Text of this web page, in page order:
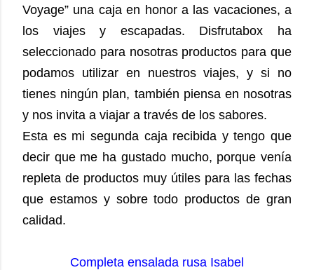
Voyage” una caja en honor a las vacaciones, a
los viajes y escapadas. Disfrutabox ha
seleccionado para nosotras productos para que
podamos utilizar en nuestros viajes, y si no
tienes ningún plan, también piensa en nosotras
y nos invita a viajar a través de los sabores.
Esta es mi segunda caja recibida y tengo que
decir que me ha gustado mucho, porque venía
repleta de productos muy útiles para las fechas
que estamos y sobre todo productos de gran
calidad.
Completa ensalada rusa Isabel